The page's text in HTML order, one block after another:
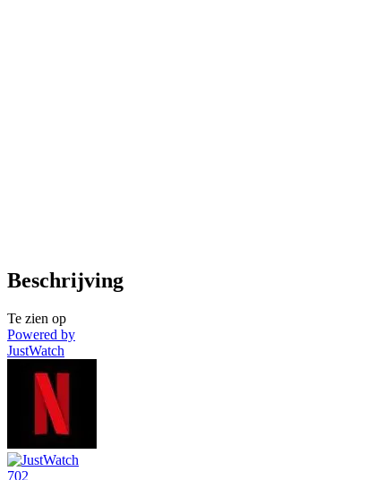
Beschrijving
Te zien op
Powered by
JustWatch
702